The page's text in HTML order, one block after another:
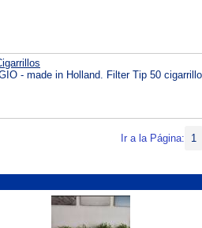
- made in Holland. Filter Tip 50
Ir a la Página: 1